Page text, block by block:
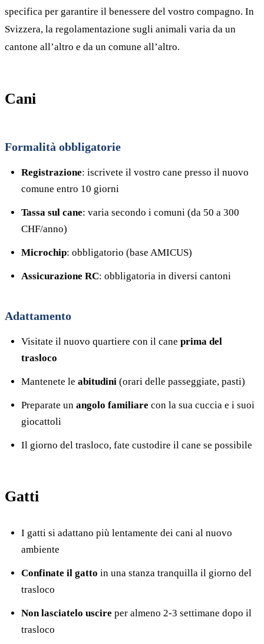
specifica per garantire il benessere del vostro compagno. In
Svizzera, la regolamentazione sugli animali varia da un
cantone all’altro e da un comune all’altro.
Cani
Formalità obbligatorie
Registrazione: iscrivete il vostro cane presso il nuovo
comune entro 10 giorni
Tassa sul cane: varia secondo i comuni (da 50 a 300
CHF/anno)
Microchip: obbligatorio (base AMICUS)
Assicurazione RC: obbligatoria in diversi cantoni
Adattamento
Visitate il nuovo quartiere con il cane prima del
trasloco
Mantenete le abitudini (orari delle passeggiate, pasti)
Preparate un angolo familiare con la sua cuccia e i suoi
giocattoli
Il giorno del trasloco, fate custodire il cane se possibile
Gatti
I gatti si adattano più lentamente dei cani al nuovo
ambiente
Confinate il gatto in una stanza tranquilla il giorno del
trasloco
Non lasciatelo uscire per almeno 2-3 settimane dopo il
trasloco